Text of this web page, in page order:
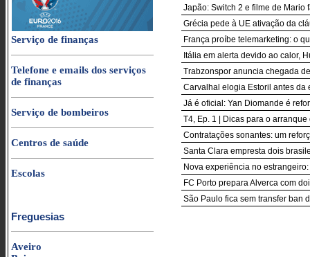
Serviço de finanças
Telefone e emails dos serviços
de finanças
Serviço de bombeiros
Centros de saúde
Escolas
Freguesias
Aveiro
Japão: Switch 2 e filme de Mario
Grécia pede à UE ativação da
França proíbe telemarketing: o
Itália em alerta devido ao calor,
Trabzonspor anuncia chegada
Carvalhal elogia Estoril antes da
Já é oficial: Yan Diomande é
T4, Ep. 1 | Dicas para o
Contratações sonantes: um
Santa Clara empresta dois
Nova experiência no
FC Porto prepara Alverca com
São Paulo fica sem transfer ban